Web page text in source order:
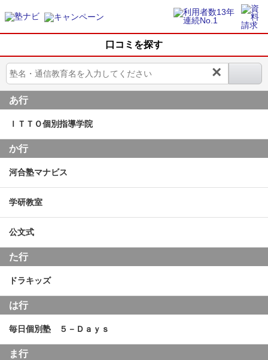
口コミを探す
×
あ行
ＩＴＴＯ個別指導学院
か行
河合塾マナビス
学研教室
公文式
た行
ドラキッズ
は行
毎日個別塾 ５－Ｄａｙｓ
ま行